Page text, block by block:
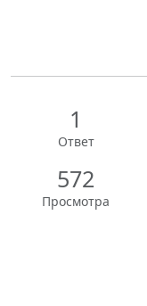
1
Ответ
572
Просмотра